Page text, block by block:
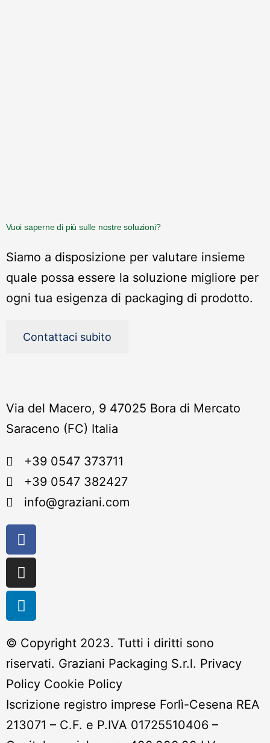
Vuoi saperne di più sulle nostre soluzioni?
Siamo a disposizione per valutare insieme
quale possa essere la soluzione migliore per
ogni tua esigenza di packaging di prodotto.
Contattaci subito
Via del Macero, 9 47025 Bora di Mercato
Saraceno (FC) Italia
+39 0547 373711
+39 0547 382427
info@graziani.com
© Copyright 2023. Tutti i diritti sono
riservati. Graziani Packaging S.r.l. Privacy
Policy Cookie Policy
Iscrizione registro imprese Forlì-Cesena REA
213071 – C.F. e P.IVA 01725510406 –